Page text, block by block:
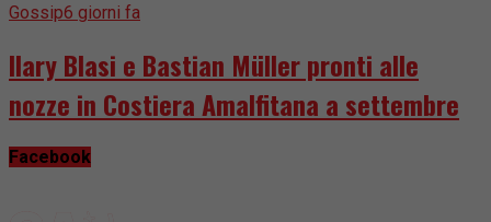
Gossip6 giorni fa
Ilary Blasi e Bastian Müller pronti alle
nozze in Costiera Amalfitana a settembre
Facebook